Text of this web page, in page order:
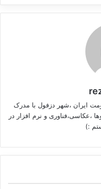
ایران ،شهر دزفول با مدرک
،عکاسی،فناوری و نرم افزار در
:)